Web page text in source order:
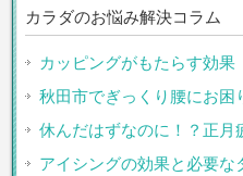
カラダのお悩み解決コラム
カッピングがもたらす効果
秋田市でぎっくり腰にお困
休んだはずなのに！？正月
アイシングの効果と必要な